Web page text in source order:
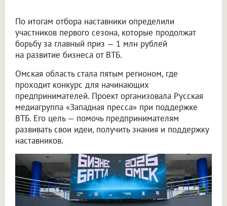
По итогам отбора наставники определили
участников первого сезона, которые продолжат
борьбу за главный приз — 1 млн рублей
на развитие бизнеса от ВТБ.
Омская область стала пятым регионом, где
проходит конкурс для начинающих
предпринимателей. Проект организовала Русская
медиагруппа «Западная пресса» при поддержке
ВТБ. Его цель — помочь предпринимателям
развивать свои идеи, получить знания и поддержку
наставников.